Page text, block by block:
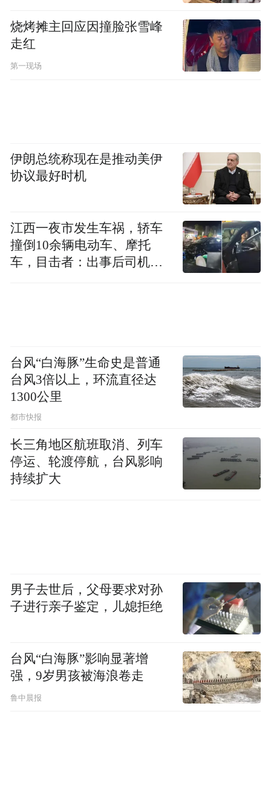
烧烤摊主回应因撞脸张雪峰
走红
第一现场
伊朗总统称现在是推动美伊
协议最好时机
江西一夜市发生车祸，轿车
撞倒10余辆电动车、摩托
车，目击者：出事后司机一
台风“白海豚”生命史是普通
台风3倍以上，环流直径达
1300公里
都市快报
长三角地区航班取消、列车
停运、轮渡停航，台风影响
持续扩大
男子去世后，父母要求对孙
子进行亲子鉴定，儿媳拒绝
台风“白海豚”影响显著增
强，9岁男孩被海浪卷走
鲁中晨报